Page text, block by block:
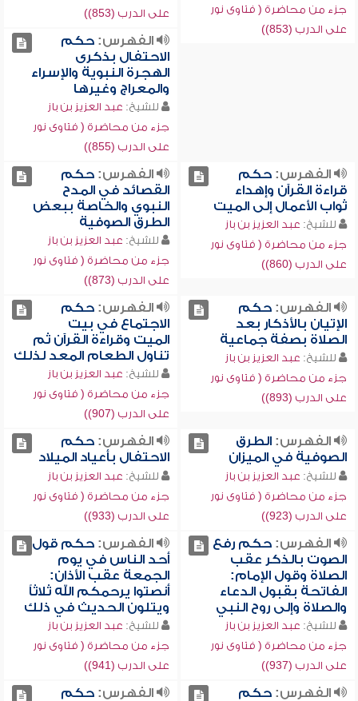
جزء من محاضرة ( فتاوى نور
على الدرب (853))
على الدرب (853))
الفهرس:حكم
الاحتفال بذكرى
الهجرة النبوية والإسراء
والمعراج وغيرها
للشيخ: عبد العزيز بن باز
جزء من محاضرة ( فتاوى نور
على الدرب (855))
الفهرس:حكم
قراءة القرآن وإهداء
ثواب الأعمال إلى الميت
للشيخ: عبد العزيز بن باز
جزء من محاضرة ( فتاوى نور
على الدرب (860))
الفهرس:حكم
القصائد في المدح
النبوي والخاصة ببعض
الطرق الصوفية
للشيخ: عبد العزيز بن باز
جزء من محاضرة ( فتاوى نور
على الدرب (873))
الفهرس:حكم
الإتيان بالأذكار بعد
الصلاة بصفة جماعية
للشيخ: عبد العزيز بن باز
جزء من محاضرة ( فتاوى نور
على الدرب (893))
الفهرس:حكم
الاجتماع في بيت
الميت وقراءة القرآن ثم
تناول الطعام المعد لذلك
للشيخ: عبد العزيز بن باز
جزء من محاضرة ( فتاوى نور
على الدرب (907))
الفهرس:الطرق
الصوفية في الميزان
للشيخ: عبد العزيز بن باز
جزء من محاضرة ( فتاوى نور
على الدرب (923))
الفهرس:حكم
الاحتفال بأعياد الميلاد
للشيخ: عبد العزيز بن باز
جزء من محاضرة ( فتاوى نور
على الدرب (933))
الفهرس:حكم رفع
الصوت بالذكر عقب
الصلاة وقول الإمام:
الفاتحة بقبول الدعاء
والصلاة وإلى روح النبي
للشيخ: عبد العزيز بن باز
جزء من محاضرة ( فتاوى نور
على الدرب (937))
الفهرس:حكم قول
أحد الناس في يوم
الجمعة عقب الأذان:
أنصتوا يرحمكم الله ثلاثاً
ويتلون الحديث في ذلك
للشيخ: عبد العزيز بن باز
جزء من محاضرة ( فتاوى نور
على الدرب (941))
الفهرس:حكم
الفهرس:حكم